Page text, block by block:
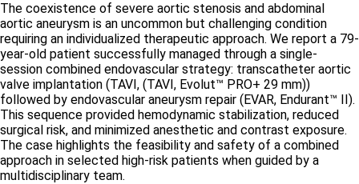
The coexistence of severe aortic stenosis and abdominal
aortic aneurysm is an uncommon but challenging condition
requiring an individualized therapeutic approach. We report a 79-
year-old patient successfully managed through a single-
session combined endovascular strategy: transcatheter aortic
valve implantation (TAVI, (TAVI, Evolut™ PRO+ 29 mm))
followed by endovascular aneurysm repair (EVAR, Endurant™ II).
This sequence provided hemodynamic stabilization, reduced
surgical risk, and minimized anesthetic and contrast exposure.
The case highlights the feasibility and safety of a combined
approach in selected high-risk patients when guided by a
multidisciplinary team.